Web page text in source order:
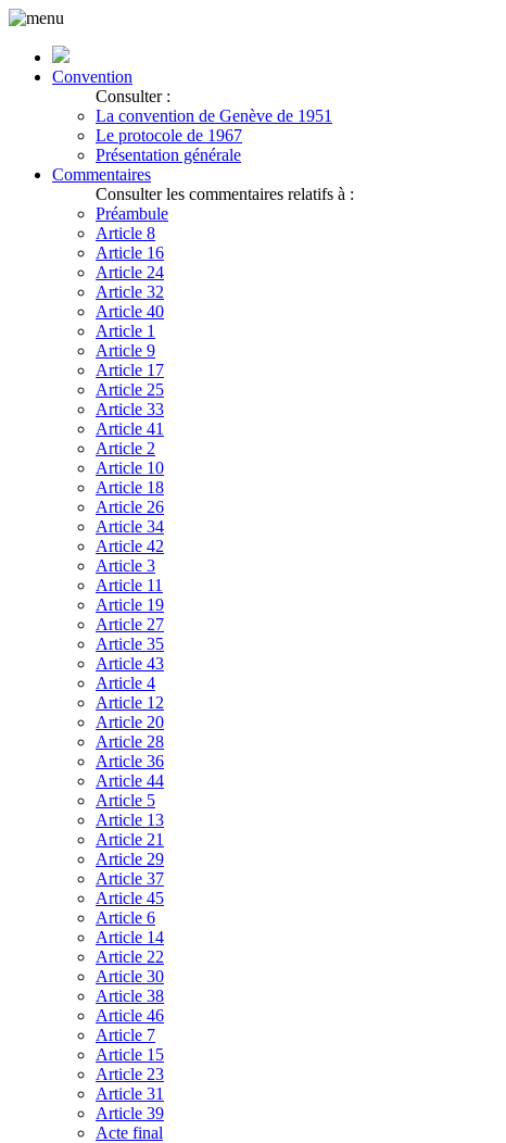
Convention
Consulter :
La convention de Genève de 1951
Le protocole de 1967
Présentation générale
Commentaires
Consulter les commentaires relatifs à :
Préambule
Article 8
Article 16
Article 24
Article 32
Article 40
Article 1
Article 9
Article 17
Article 25
Article 33
Article 41
Article 2
Article 10
Article 18
Article 26
Article 34
Article 42
Article 3
Article 11
Article 19
Article 27
Article 35
Article 43
Article 4
Article 12
Article 20
Article 28
Article 36
Article 44
Article 5
Article 13
Article 21
Article 29
Article 37
Article 45
Article 6
Article 14
Article 22
Article 30
Article 38
Article 46
Article 7
Article 15
Article 23
Article 31
Article 39
Acte final